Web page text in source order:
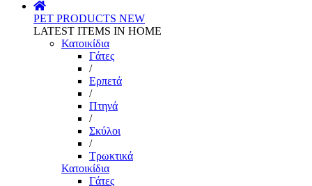
PET PRODUCTS NEW
LATEST ITEMS IN HOME
Κατοικίδια
Γάτες
/
Ερπετά
/
Πτηνά
/
Σκύλοι
/
Τρωκτικά
Κατοικίδια
Γάτες